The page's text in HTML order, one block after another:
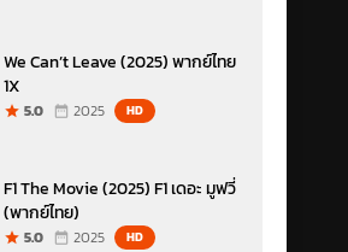
We Can’t Leave (2025) พากย์ไทย
1X
5.0 2025 HD
F1 The Movie (2025) F1 เดอะ มูฟวี่
(พากย์ไทย)
5.0 2025 HD